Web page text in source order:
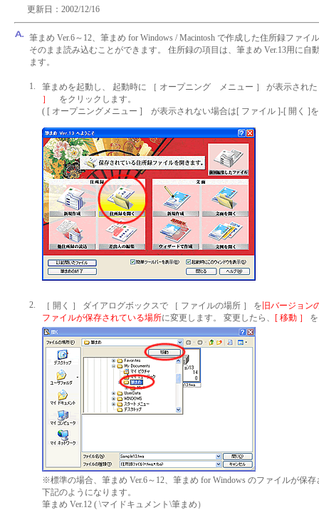
更新日：2002/12/16
筆まめ Ver.6～12、筆まめ for Windows / Macintosh で作成した住所録ファイ
そのまま読み込むことができます。 住所録の項目は、筆まめ Ver.13用に自
ます。
1.
筆まめを起動し、 起動時に ［ オープニング メニュー ］ が表示された
］
をクリックします。
( [ オープニングメニュー ] が表示されない場合は[ ファイル ]-[ 開く ]
2. ［ 開く ］ ダイアログボックスで ［ ファイルの場所 ］ を 旧バージョン
ファイルが保存されている場所に変更します。 変更したら、 [ 移動 ］
※標準の場合、筆まめ Ver.6～12、筆まめ for Windows のファイルが保
下記のようになります。
筆まめ Ver.12 ( \マイドキュメント\筆まめ）